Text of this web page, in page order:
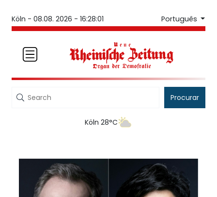
Köln - 08.08. 2026 - 16:28:01 Português
Procurar
Köln 28°C